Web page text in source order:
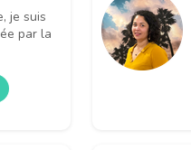
je suis
par la